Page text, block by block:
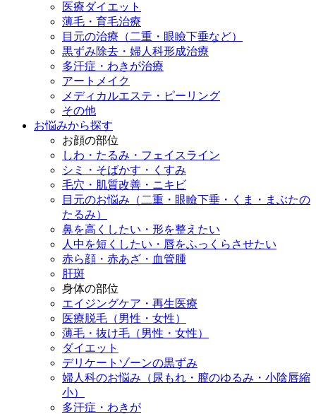
医療ダイエット
薄毛・育毛治療
目元の治療（二重・眼瞼下垂など）
黒ずみ除去・婦人科形成治療
多汗症・わきが治療
アートメイク
メディカルエステ・ピーリング
その他
お悩みから探す
お顔の部位
しわ・たるみ・フェイスライン
シミ・そばかす・くすみ
毛穴・肌質改善・ニキビ
目元のお悩み（二重・眼瞼下垂・くま・まぶたの
たるみ）
鼻を高くしたい・形を整えたい
人中を短くしたい・唇をふっくらさせたい
赤ら顔・赤あざ・血管腫
肝斑
身体の部位
エイジングケア・再生医療
医療脱毛（男性・女性）
薄毛・抜け毛（男性・女性）
ダイエット
デリケートゾーンの黒ずみ
婦人科のお悩み（尿もれ・膣のゆるみ・小陰唇縮
小）
多汗症・わきが